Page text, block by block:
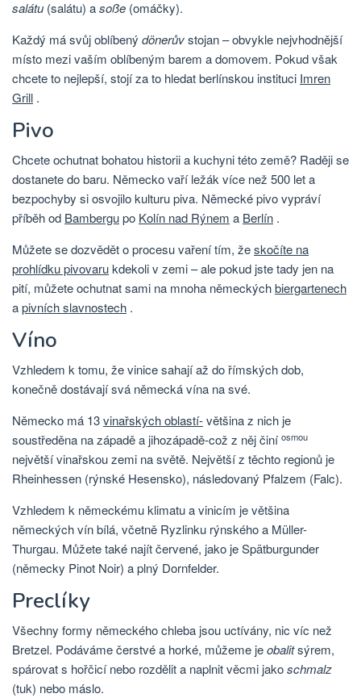
salátu (salátu) asoße (omáčky).
Každý má svůj oblíbený dönerůvstojan – obvykle nejvhodnější
místo mezi vaším oblíbeným barem a domovem. Pokud však
chcete to nejlepší, stojí za to hledat berlínskou instituci Imren
Grill .
Pivo
Chcete ochutnat bohatou historii a kuchyni této země? Raději se
dostanete do baru. Německo vaří ležák více než 500 let a
bezpochyby si osvojilo kulturu piva. Německé pivo vypráví
příběh od Bambergupo Kolín nad Rýnem a Berlín .
Můžete se dozvědět o procesu vaření tím, žeskočíte na
prohlídku pivovarukdekoli v zemi – ale pokud jste tady jen na
pití, můžete ochutnat sami na mnoha německýchbiergartenech
apivních slavnostech .
Víno
Vzhledem k tomu, že vinice sahají až do římských dob,
konečně dostávají svá německá vína na své.
Německo má 13vinařských oblastí-většina z nich je
soustředěna na západě a jihozápadě-což z něj činíosmou
největší vinařskou zemi na světě. Největší z těchto regionů je
Rheinhessen (rýnské Hesensko), následovaný Pfalzem (Falc).
Vzhledem k německému klimatu a vinicím je většina
německých vín bílá, včetně Ryzlinku rýnského a Müller-
Thurgau. Můžete také najít červené, jako je Spätburgunder
(německy Pinot Noir) a plný Dornfelder.
Preclíky
Všechny formy německého chleba jsou uctívány, nic víc než
Bretzel. Podáváme čerstvé a horké, můžeme jeobalitsýrem,
spárovat s hořčicí nebo rozdělit a naplnit věcmi jakoschmalz
(tuk) nebo máslo.